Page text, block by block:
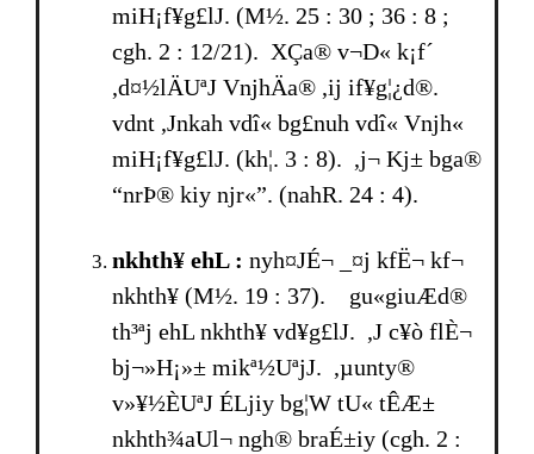
miH¡f¥g£lJ. (M½. 25 : 30 ; 36 : 8 ;
cgh. 2 : 12/21). XÇa® v¬D« k¡f´
,d¤½lÄUªJ VnjhÄa® ,ij if¥g¦¿d®.
vdnt ,Jnkah vdî« bg£nuh vdî« Vnjh«
miH¡f¥g£lJ. (kh¦. 3 : 8). ,j¬ Kj± bga®
“nrÞ® kiy njr«”. (nahR. 24 : 4).
nkhth¥ ehL : nyh¤JÉ¬ _¤j kfË¬ kf¬
nkhth¥ (M½. 19 : 37). gu«giuÆd®
th³ªj ehL nkhth¥ vd¥g£lJ. ,J c¥ò flÈ¬
bj¬»H¡»± mikª½UªjJ. ,µunty®
v»¥½ÈUªJ ÉLjiy bg¦W tU« tÊÆ±
nkhth¾aUl¬ ngh® br­aÉ±iy (cgh. 2 :